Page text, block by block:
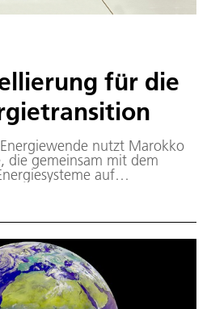
für die
nutzt Marokko
die gemeinsam mit dem
auf